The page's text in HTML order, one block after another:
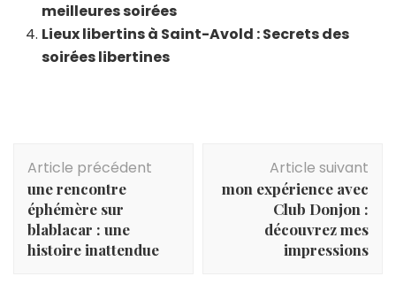
meilleures soirées
Lieux libertins à Saint-Avold : Secrets des
soirées libertines
Navigation
d'article
Article précédent
une rencontre
éphémère sur
blablacar : une
histoire inattendue
Article suivant
mon expérience avec
Club Donjon :
découvrez mes
impressions